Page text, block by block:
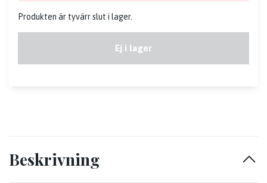
Produkten är tyvärr slut i lager.
Ej i lager
Beskrivning